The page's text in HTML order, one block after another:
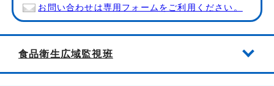
お問い合わせは専用フォームをご利用ください。
食品衛生広域監視班